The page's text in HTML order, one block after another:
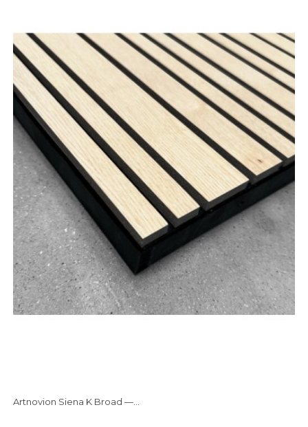
Artnovion Siena K Broad —...